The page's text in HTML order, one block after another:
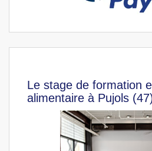
Le stage de formation
alimentaire à Pujols